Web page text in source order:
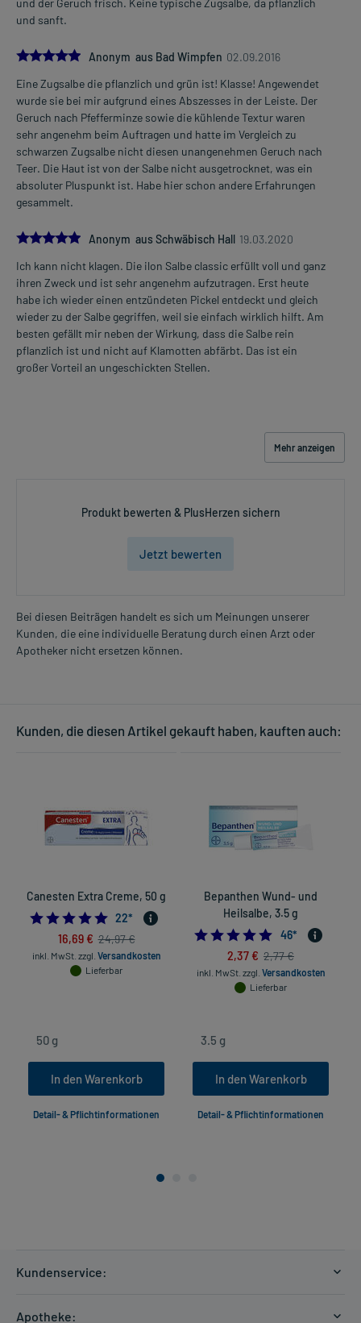
- Antioxidantien (z.B. Butylhydroxyanisol, Butylhydroxytoluol)
Augen und Schleimhäute hervorrufen.
- Es kann Arzneimittel geben, mit denen Wechselwirkungen
auftreten. Sie sollten deswegen generell vor der Behandlung mit
einem neuen Arzneimittel jedes andere, das Sie bereits anwenden,
dem Arzt oder Apotheker angeben. Das gilt auch für Arzneimittel,
die Sie selbst kaufen, nur gelegentlich anwenden oder deren
Anwendung schon einige Zeit zurückliegt.
Aufbewahrung:
Aufbewahrung
Das Arzneimittel darf nach Anbruch/Zubereitung höchstens 5
Monate verwendet werden!
Das Arzneimittel muss nach Anbruch/Zubereitung bei
Raumtemperatur aufbewahrt werden!
Handelsformen:
Anbieter: CESRA, Baden-Baden, www.cesra.de
und der Geruch frisch. Keine typische Zugsalbe, da pflanzlich
und sanft.
5.0Anonym aus Bad Wimpfen 02.09.2016
Eine Zugsalbe die pflanzlich und grün ist! Klasse! Angewendet
wurde sie bei mir aufgrund eines Abszesses in der Leiste. Der
Geruch nach Pfefferminze sowie die kühlende Textur waren
sehr angenehm beim Auftragen und hatte im Vergleich zu
schwarzen Zugsalbe nicht diesen unangenehmen Geruch nach
Teer. Die Haut ist von der Salbe nicht ausgetrocknet, was ein
absoluter Pluspunkt ist. Habe hier schon andere Erfahrungen
gesammelt.
5.0Anonym aus Schwäbisch Hall 19.03.2020
Ich kann nicht klagen. Die ilon Salbe classic erfüllt voll und ganz
ihren Zweck und ist sehr angenehm aufzutragen. Erst heute
habe ich wieder einen entzündeten Pickel entdeckt und gleich
wieder zu der Salbe gegriffen, weil sie einfach wirklich hilft. Am
besten gefällt mir neben der Wirkung, dass die Salbe rein
pflanzlich ist und nicht auf Klamotten abfärbt. Das ist ein
großer Vorteil an ungeschickten Stellen.
Mehr anzeigen
Produkt bewerten & PlusHerzen sichern
Jetzt bewerten
Bei diesen Beiträgen handelt es sich um Meinungen unserer
Kunden, die eine individuelle Beratung durch einen Arzt oder
Apotheker nicht ersetzen können.
Kunden, die diesen Artikel gekauft haben, kauften auch:
Canesten Extra Creme, 50 g
5.0
22*
16,69 € 24,97 €
inkl. MwSt. zzgl. Versandkosten
Lieferbar
In den Warenkorb
Detail- & Pflichtinformationen
Bepanthen Wund- und
Heilsalbe, 3.5 g
5.0
46*
2,37 € 2,77 €
inkl. MwSt. zzgl. Versandkosten
Lieferbar
In den Warenkorb
Detail- & Pflichtinformationen
Kundenservice:
Apotheke: